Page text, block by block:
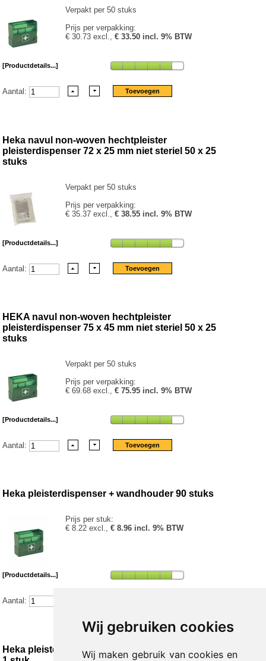
Wij gebruiken cookies
Wij maken gebruik van cookies en
Verpakt per 50 stuks
Prijs per verpakking:
€ 30.73 excl.,€ 33.50 incl. 9% BTW
[Productdetails...]
Aantal:
Heka navul non-woven hechtpleister
pleisterdispenser 72 x 25 mm niet steriel 50 x 25
stuks
Verpakt per 50 stuks
Prijs per verpakking:
€ 35.37 excl.,€ 38.55 incl. 9% BTW
[Productdetails...]
Aantal:
HEKA navul non-woven hechtpleister
pleisterdispenser 75 x 45 mm niet steriel 50 x 25
stuks
Verpakt per 50 stuks
Prijs per verpakking:
€ 69.68 excl.,€ 75.95 incl. 9% BTW
[Productdetails...]
Aantal:
Heka pleisterdispenser + wandhouder 90 stuks
Prijs per stuk:
€ 8.22 excl.,€ 8.96 incl. 9% BTW
[Productdetails...]
Aantal:
Heka pleisterdispenser HACCP 90 stuks niet-steriel